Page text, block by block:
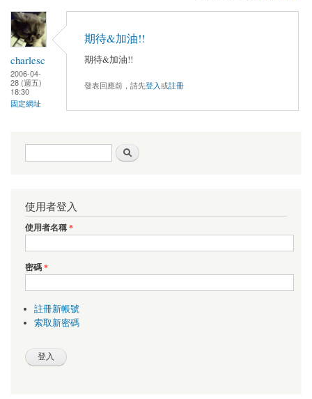
charlesc
2006-04-
28 (週五)
18:30
固定網址
期待&加油!!
期待&加油!!
發表回應前，請先登入或註冊
搜尋表單
使用者登入
使用者名稱*
密碼*
註冊新帳號
索取新密碼